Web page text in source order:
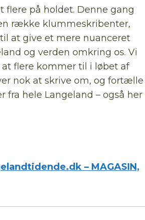
flere på holdet. Denne gang
række klummeskribenter,
at give et mere nuanceret
og verden omkring os. Vi
at flere kommer til i løbet af
nok at skrive om, og fortælle
fra hele Langeland – også her
– MAGASIN,